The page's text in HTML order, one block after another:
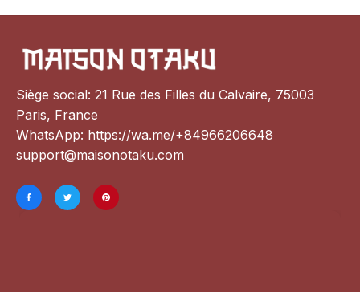
Siège social: 21 Rue des Filles du Calvaire, 75003
Paris, France
WhatsApp: https://wa.me/+84966206648
support@maisonotaku.com